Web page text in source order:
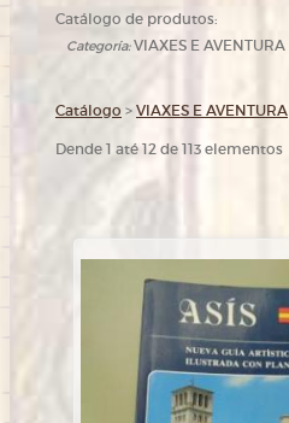
Catálogo de produtos:
Categoría:VIAXES E AVENTURA
Catálogo > VIAXES E AVENTURA
Dende 1 até 12 de 113 elementos